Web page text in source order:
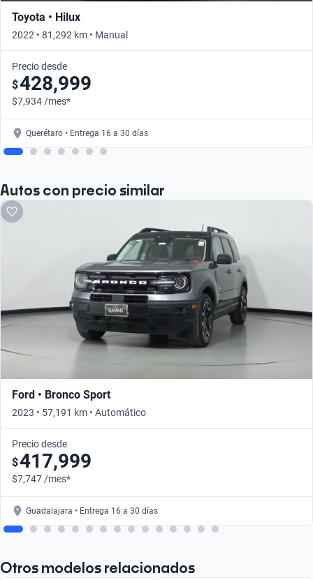
Toyota • Hilux
2022 • 81,292 km • Manual
Precio desde
$428,999
$7,934 /mes*
Querétaro • Entrega 16 a 30 días
Autos con precio similar
Ford • Bronco Sport
2023 • 57,191 km • Automático
Precio desde
$417,999
$7,747 /mes*
Guadalajara • Entrega 16 a 30 días
Otros modelos relacionados